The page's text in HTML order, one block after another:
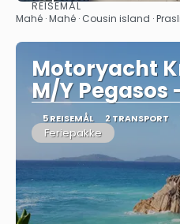
REISEMÅL
Mahé · Mahé · Cousin island ·
Motoryacht
M/Y Pegasos
5 REISEMÅL 2 TRANSPORT
Feriepakke